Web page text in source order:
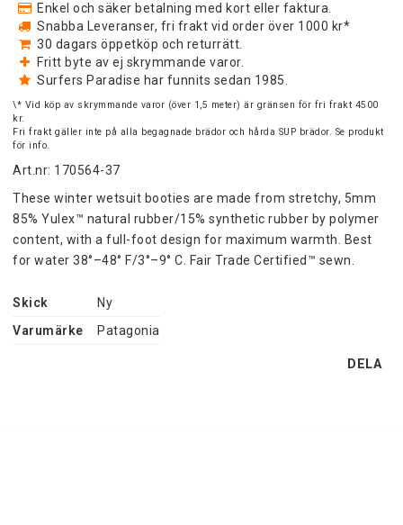
Enkel och säker betalning med kort eller faktura.
Snabba Leveranser, fri frakt vid order över 1000 kr*
30 dagars öppetköp och returrätt.
Fritt byte av ej skrymmande varor.
Surfers Paradise har funnits sedan 1985.
\* Vid köp av skrymmande varor (över 1,5 meter) är gränsen för fri frakt 4500
kr.
Fri frakt gäller inte på alla begagnade brädor och hårda SUP brädor. Se produkt
för info.
Art.nr: 170564-37
These winter wetsuit booties are made from stretchy, 5mm
85% Yulex™ natural rubber/15% synthetic rubber by polymer
content, with a full-foot design for maximum warmth. Best
for water 38°–48° F/3°–9° C. Fair Trade Certified™ sewn.
Skick
Ny
Varumärke
Patagonia
DELA